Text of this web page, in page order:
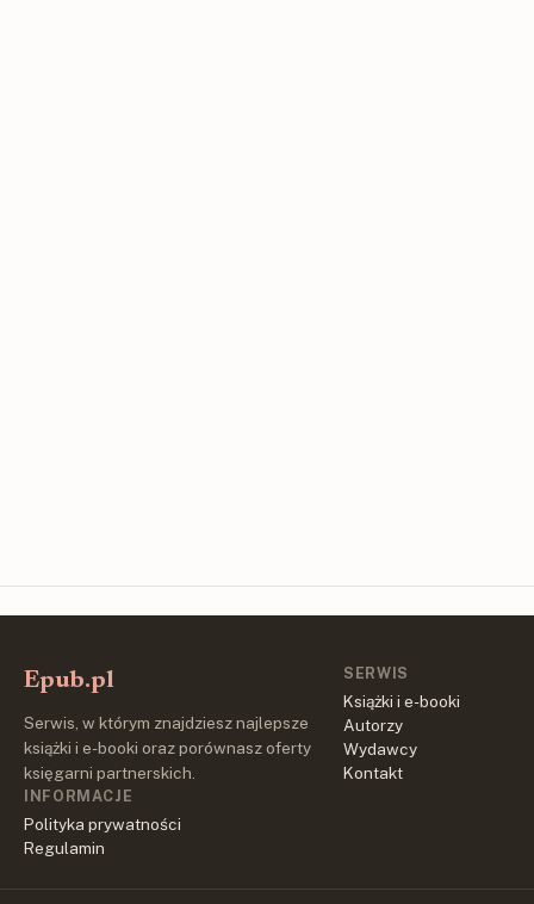
Epub.pl
Serwis, w którym znajdziesz najlepsze
książki i e-booki oraz porównasz oferty
księgarni partnerskich.
SERWIS
Książki i e-booki
Autorzy
Wydawcy
Kontakt
INFORMACJE
Polityka prywatności
Regulamin